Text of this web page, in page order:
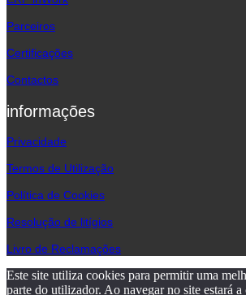
Parceiros
Certificações
Contactos
informações
Privacidade
Termos de Utilização
Política de Cookies
Resolução de litígios
Livro de Reclamações
Este site utiliza cookies para permitir uma
parte do utilizador. Ao navegar no site estará a